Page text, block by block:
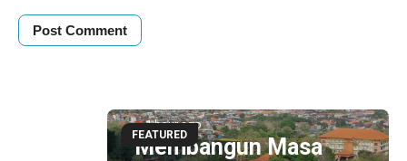
FEATURED
1 hour ago
Membangun Masa